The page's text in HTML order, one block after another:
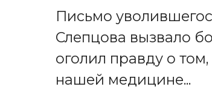
Письмо
Слепцова вызвало
оголил правду о
нашей медицине...